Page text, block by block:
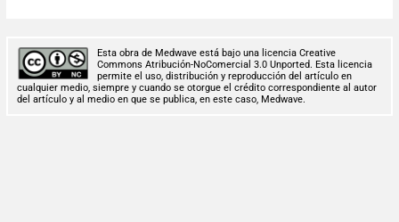
Esta obra de Medwave está bajo una licencia Creative
Commons Atribución-NoComercial 3.0 Unported. Esta licencia
permite el uso, distribución y reproducción del artículo en
cualquier medio, siempre y cuando se otorgue el crédito correspondiente al autor
del artículo y al medio en que se publica, en este caso, Medwave.